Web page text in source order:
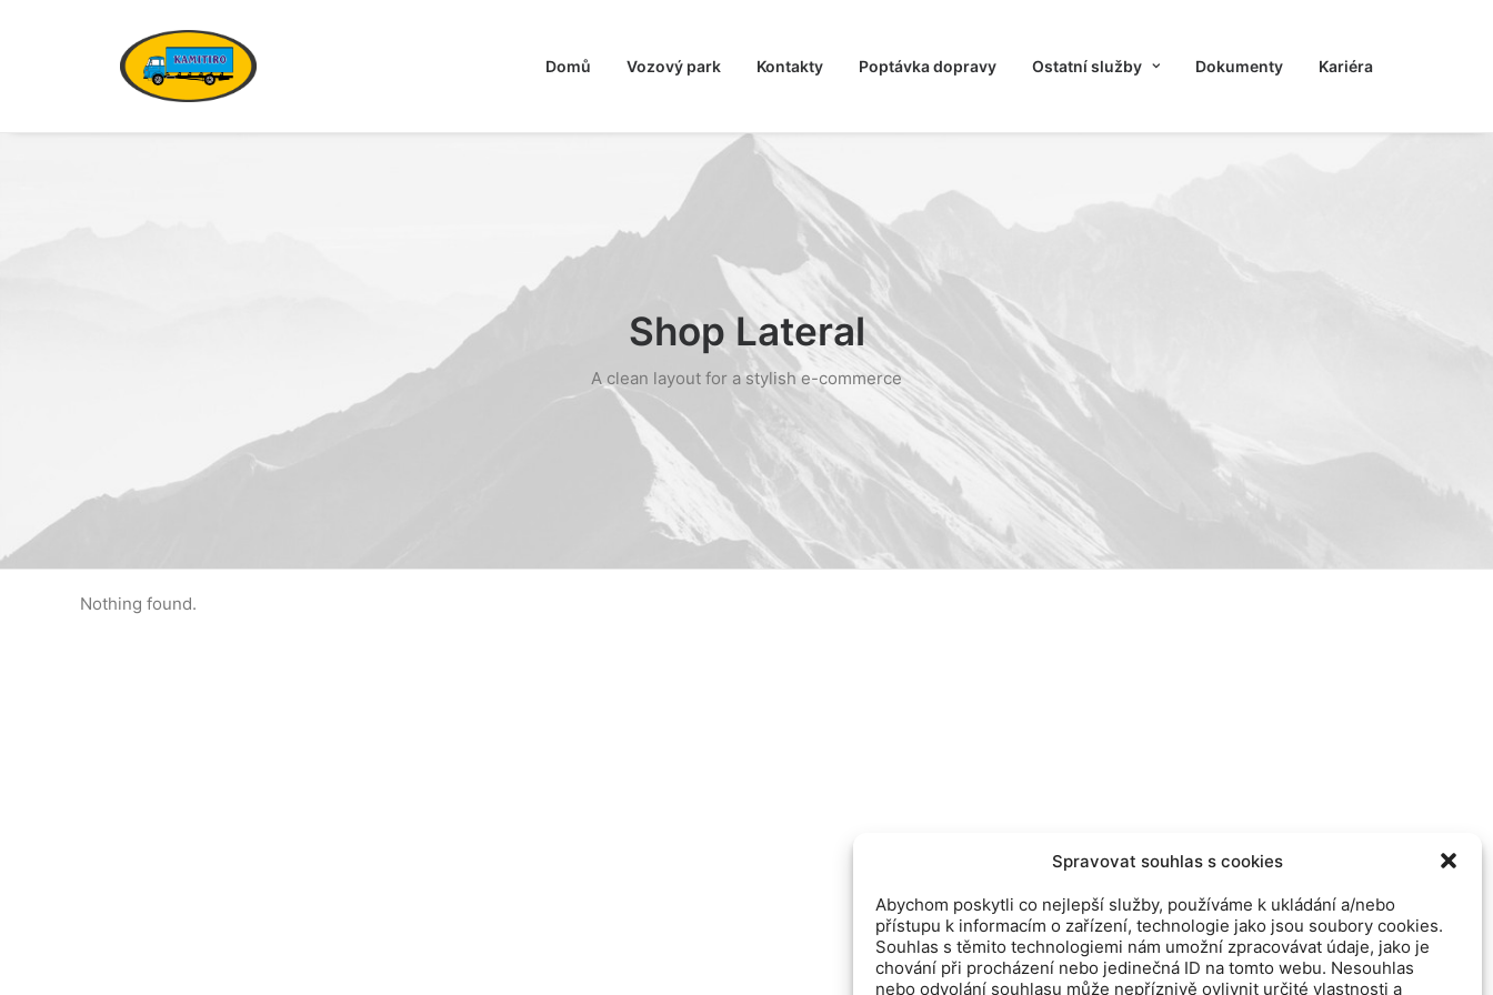
Spravovat souhlas s cookies
Abychom poskytli co nejlepší služby, používáme k ukládání a/nebo
přístupu k informacím o zařízení, technologie jako jsou soubory cookies.
Souhlas s těmito technologiemi nám umožní zpracovávat údaje, jako je
chování při procházení nebo jedinečná ID na tomto webu. Nesouhlas
nebo odvolání souhlasu může nepříznivě ovlivnit určité vlastnosti a
Domů Vozový park Kontakty Poptávka dopravy Ostatní služby Dokumenty Kariéra
Shop Lateral
A clean layout for a stylish e-commerce
Nothing found.